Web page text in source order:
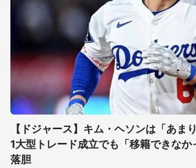
【ドジャース】キム・ヘソンは「あま
1大型トレード成立でも「移籍できな
落胆